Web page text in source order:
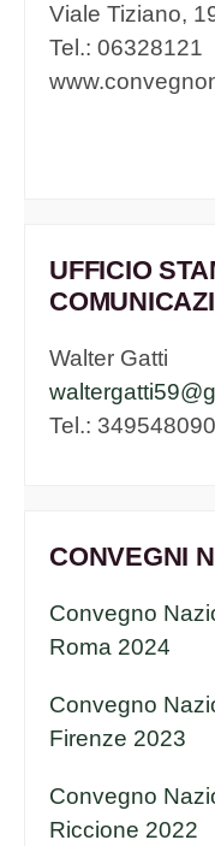
Viale Tiziano,
Tel.: 06328121
UFFICIO
Walter Gatti
Tel.:
CONVEGNI
Convegno
Roma 2024
Convegno
Firenze 2023
Convegno
Riccione 2022